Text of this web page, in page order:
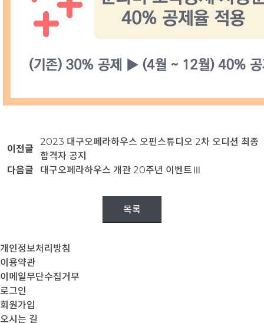
이전글
2023 대구오페라하우스 오펀스튜디오 2차 오디션 최종
합격자 공지
다음글
대구오페라하우스 개관 20주년 이벤트Ⅲ
목록
개인정보처리방침
이용약관
이메일무단수집거부
로그인
회원가입
오시는 길